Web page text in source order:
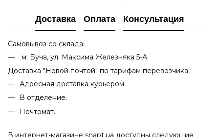
Доставка Оплата Консультация
Самовывоз со склада:
м. Буча, ул. Максима Железняка 5-А.
Доставка "Новой почтой" по тарифам перевозчика:
Адресная доставка курьером.
В отделение.
Почтомат.
В интернет-магазине snapt.ua доступны следующие